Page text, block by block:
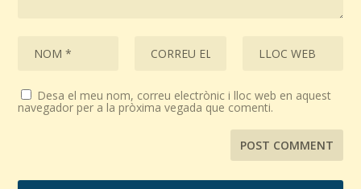
Desa el meu nom, correu electrònic i lloc web en aquest
navegador per a la pròxima vegada que comenti.